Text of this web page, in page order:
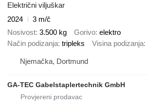
Električni viljuškar
2024
3 m/č
Nosivost 3.500 kg Gorivo elektro
Način podizanja tripleks Visina podizanja
Njemačka, Dortmund
GA-TEC Gabelstaplertechnik GmbH